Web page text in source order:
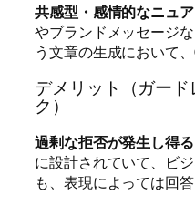
共感型・感情的なニュ
やブランドメッセージ
う文章の生成において
デメリット（ガー
ク）
過剰な拒否が発生し得る
に設計されていて、ビ
も、表現によっては回